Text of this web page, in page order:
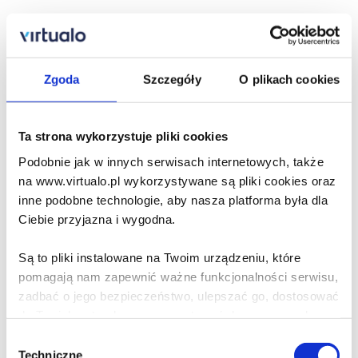
Zgoda Szczegóły O plikach cookies
Ta strona wykorzystuje pliki cookies
Podobnie jak w innych serwisach internetowych, także
na www.virtualo.pl wykorzystywane są pliki cookies oraz
inne podobne technologie, aby nasza platforma była dla
Ciebie przyjazna i wygodna.
Są to pliki instalowane na Twoim urządzeniu, które
pomagają nam zapewnić ważne funkcjonalności serwisu,
zadbać o jego bezpieczeństwo, ulepszać go, dostosować
Techniczne
Informacja o autorze
Informacja o przekładzie
Rozdział 1
Rozdział 3
Rozdział 5
Rozdział 6